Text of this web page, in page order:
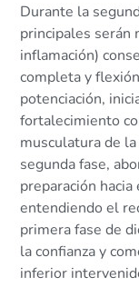
Durante la
principales serán
inflamación)
completa y
potenciación,
fortalecimiento
musculatura de
segunda fase,
preparación
entendiendo el
primera fase de
la confianza y
inferior